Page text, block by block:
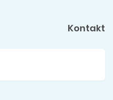
Kontakt